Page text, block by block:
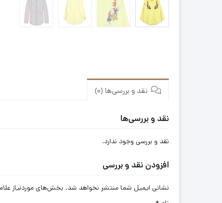
نقد و بررسی‌ها (0)
نقد و بررسی‌ها
نقد و بررسی وجود ندارد.
افزودن نقد و بررسی
نشانی ایمیل شما منتشر نخواهد شد. بخش‌های موردنیاز